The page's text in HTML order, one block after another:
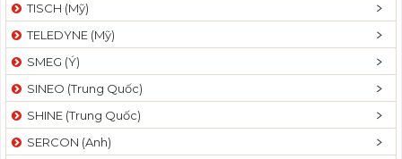
n
TISCH (Mỹ)
TELEDYNE (Mỹ)
SMEG (Ý)
SINEO (Trung Quốc)
SHINE (Trung Quốc)
SERCON (Anh)